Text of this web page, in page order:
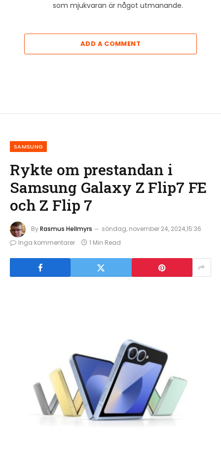
som mjukvaran är något utmanande.
ADD A COMMENT
SAMSUNG
Rykte om prestandan i
Samsung Galaxy Z Flip7 FE
och Z Flip 7
ByRasmus Hellmyrs
söndag, november 24, 2024,15:36
Inga kommentarer
1 Min Read